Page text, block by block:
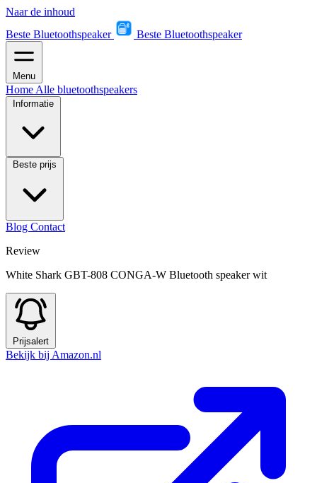
Naar de inhoud
Beste Bluetoothspeaker
Beste Bluetoothspeaker
Menu
Home Alle bluetoothspeakers
Informatie
Beste prijs
Blog Contact
Review
White Shark GBT-808 CONGA-W Bluetooth speaker wit
Prijsalert
Bekijk bij Amazon.nl